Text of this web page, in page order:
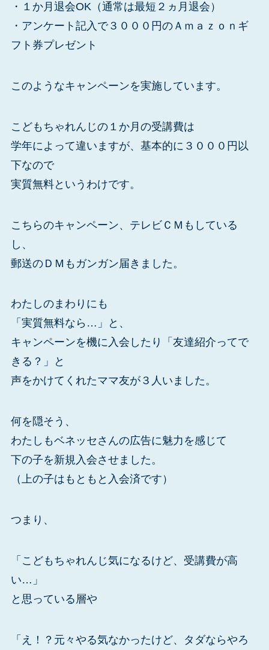
・１か月退会OK（通常は最短２ヵ月退会）
・アンケート記入で３０００円のＡｍａｚｏｎギ
フト券プレゼント
このようなキャンペーンを実施しています。
こどもちゃれんじの１か月の受講費は
学年によって違いますが、基本的に３０００円以
下なので
実質無料というわけです。
こちらのキャンペーン、テレビＣＭもしている
し、
郵送のＤＭもガンガン届きました。
わたしのまわりにも
「実質無料なら…」と、
キャンペーンを機に入会したり「友達紹介ってで
きる？」と
声をかけてくれたママ友が３人いました。
何を隠そう、
わたしもベネッセさんの広告に魅力を感じて
下の子を新規入会させました。
（上の子はもともと入会済です）
つまり、
「こどもちゃれんじ気になるけど、受講費が高
い…」
と思っている層や
「え！？元々やる気なかったけど、タダならやろ